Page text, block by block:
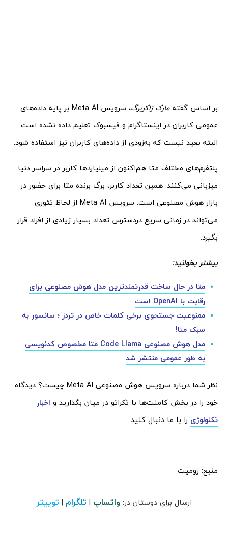
بر اساس گفته‌ مارک زاکربرگ
، سرویس Meta AI بر پایه‌ داده‌های
عمومی کاربران در اینستاگرام و فیسبوک تعلیم داده نشده است.
البته بعید نیست که به‌زودی از داده‌های کاربران نیز استفاده شود.
پلتفرم‌های مختلف متا هم‌اکنون از میلیاردها کاربر در سراسر دنیا
میزبانی می‌کنند. همین تعداد کاربر، برگ برنده‌ متا برای حضور در
بازار هوش مصنوعی است. سرویس Meta AI از لحاظ تئوری
می‌تواند در زمانی سریع دردسترس تعداد بسیار زیادی از افراد قرار
بگیرد.
بیشتر بخوانید:
متا در حال ساخت قدرتمندترین مدل هوش مصنوعی برای
رقابت با OpenAI است
ممنوعیت جستجوی برخی کلمات خاص در تردز ؛ سانسور به
سبک متا!
مدل هوش مصنوعی Code Llama متا مخصوص کدنویسی
به طور عمومی منتشر شد
نظر شما درباره سرویس هوش مصنوعی Meta AI چیست؟ دیدگاه
خود را در بخش کامنت‌ها با تکراتو در میان بگذارید و اخبار
تکنولوژی را با ما دنبال کنید.
.
منبع: زومیت
ارسال برای دوستان در: واتساپ | تلگرام | توییتر